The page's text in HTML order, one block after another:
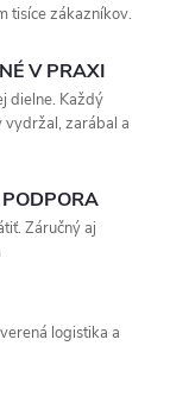
tisíce zákazníkov.
V PRAXI
dielne. Každý
vydržal, zarábal a
Záručný aj
logistika a